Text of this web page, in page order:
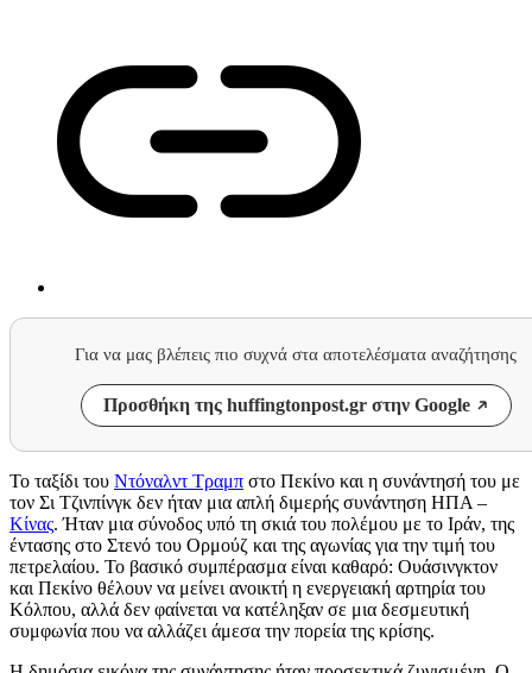
Για να μας βλέπεις πιο συχνά στα αποτελέσματα αναζήτησης
Προσθήκη της huffingtonpost.gr στην Google
Το ταξίδι του Ντόναλντ Τραμπ στο Πεκίνο και η συνάντησή του με
τον Σι Τζινπίνγκ δεν ήταν μια απλή διμερής συνάντηση ΗΠΑ –
Κίνας. Ήταν μια σύνοδος υπό τη σκιά του πολέμου με το Ιράν, της
έντασης στο Στενό του Ορμούζ και της αγωνίας για την τιμή του
πετρελαίου. Το βασικό συμπέρασμα είναι καθαρό: Ουάσινγκτον
και Πεκίνο θέλουν να μείνει ανοικτή η ενεργειακή αρτηρία του
Κόλπου, αλλά δεν φαίνεται να κατέληξαν σε μια δεσμευτική
συμφωνία που να αλλάζει άμεσα την πορεία της κρίσης.